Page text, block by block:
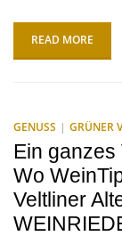
READ MORE
GENUSS GRÜNER
Ein ganzes
Wo
Veltliner